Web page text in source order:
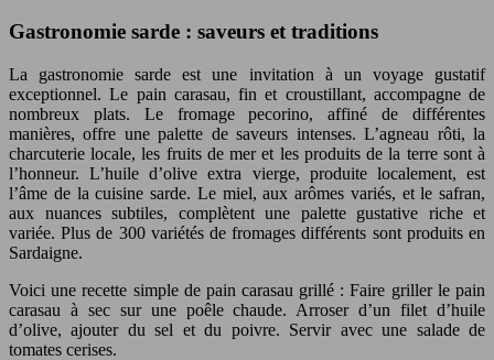
Gastronomie sarde : saveurs et traditions
La gastronomie sarde est une invitation à un voyage gustatif
exceptionnel. Le pain carasau, fin et croustillant, accompagne de
nombreux plats. Le fromage pecorino, affiné de différentes
manières, offre une palette de saveurs intenses. L’agneau rôti, la
charcuterie locale, les fruits de mer et les produits de la terre sont à
l’honneur. L’huile d’olive extra vierge, produite localement, est
l’âme de la cuisine sarde. Le miel, aux arômes variés, et le safran,
aux nuances subtiles, complètent une palette gustative riche et
variée. Plus de 300 variétés de fromages différents sont produits en
Sardaigne.
Voici une recette simple de pain carasau grillé : Faire griller le pain
carasau à sec sur une poêle chaude. Arroser d’un filet d’huile
d’olive, ajouter du sel et du poivre. Servir avec une salade de
tomates cerises.